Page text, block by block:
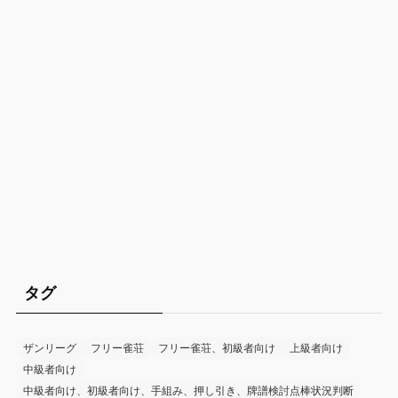
タグ
ザンリーグ フリー雀荘 フリー雀荘、初級者向け
上級者向け
中級者向け
中級者向け、初級者向け、手組み、押し引き、牌譜検討点棒状況判断